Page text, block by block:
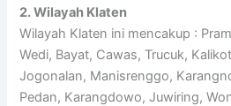
2. Wilayah Klaten
Wilayah Klaten ini mencakup :
Wedi, Bayat, Cawas, Trucuk,
Jogonalan, Manisrenggo,
Pedan, Karangdowo, Juwiring,